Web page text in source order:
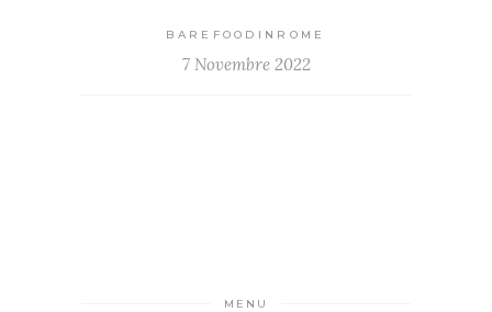
BAREFOODINROME
7 Novembre 2022
MENU